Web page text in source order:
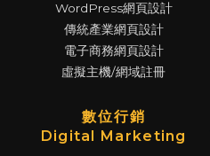
WordPress網頁設計
傳統產業網頁設計
電子商務網頁設計
虛擬主機/網域註冊
數位行銷
Digital Marketing